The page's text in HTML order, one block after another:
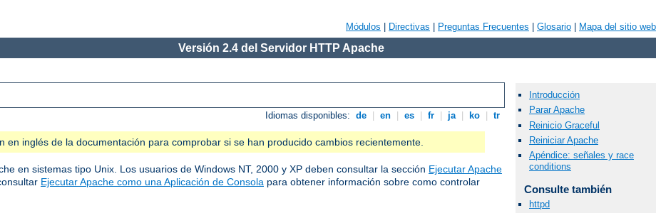
Módulos Directivas Preguntas Frecuentes Glosario Mapa del sitio web
Versión 2.4 del Servidor HTTP Apache
Idiomas disponibles: de en es fr ja ko tr
en inglés de la documentación para comprobar si se han producido cambios recientemente.
en sistemas tipo Unix. Los usuarios de Windows NT, 2000 y XP deben consultar la sección Ejecutar Apache
Ejecutar Apache como una Aplicación de Consola para obtener información sobre como controlar
Introducción
Parar Apache
Reinicio Graceful
Reiniciar Apache
Apéndice: señales y race
conditions
Consulte también
httpd